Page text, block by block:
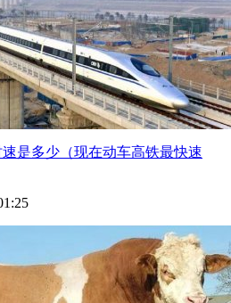
是多少（现在动车高铁最快速